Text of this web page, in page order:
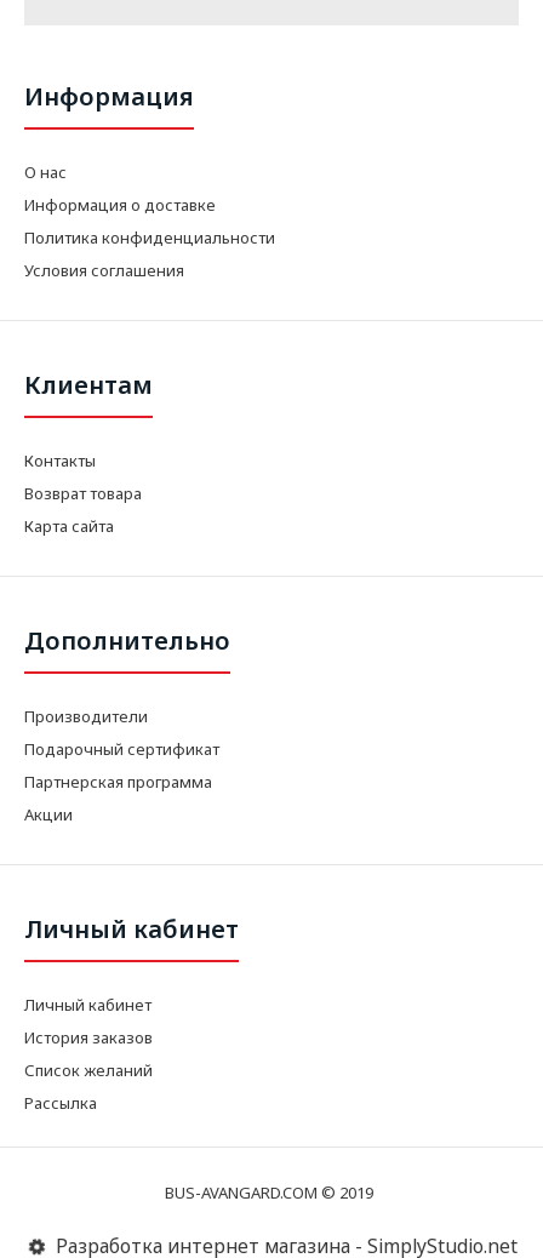
Информация
О нас
Информация о доставке
Политика конфиденциальности
Условия соглашения
Клиентам
Контакты
Возврат товара
Карта сайта
Дополнительно
Производители
Подарочный сертификат
Партнерская программа
Акции
Личный кабинет
Личный кабинет
История заказов
Список желаний
Рассылка
BUS-AVANGARD.COM © 2019
Разработка интернет магазина - SimplyStudio.net